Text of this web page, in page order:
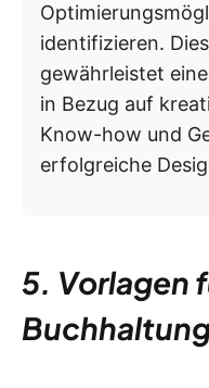
identifizieren.
gewährleistet
in Bezug auf
Know-how und
erfolgreiche
5. Vorlagen